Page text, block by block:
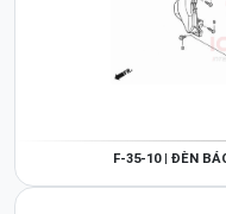
F-35-10 | ĐÈN